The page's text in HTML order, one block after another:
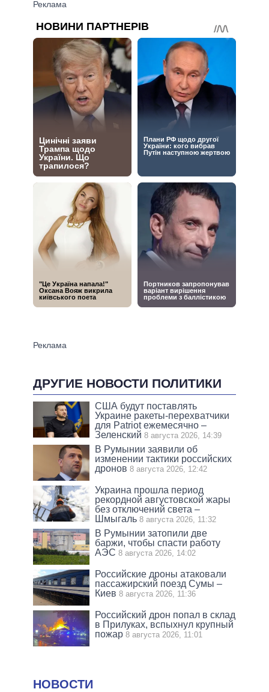
ДРУГИЕ НОВОСТИ ПОЛИТИКИ
США будут поставлять
Украине ракеты-перехватчики
для Patriot ежемесячно –
Зеленский 8 августа 2026, 14:39
В Румынии заявили об
изменении тактики российских
дронов 8 августа 2026, 12:42
Украина прошла период
рекордной августовской жары
без отключений света –
Шмыгаль 8 августа 2026, 11:32
В Румынии затопили две
баржи, чтобы спасти работу
АЭС 8 августа 2026, 14:02
Российские дроны атаковали
пассажирский поезд Сумы –
Киев 8 августа 2026, 11:36
Российский дрон попал в склад
в Прилуках, вспыхнул крупный
пожар 8 августа 2026, 11:01
НОВОСТИ